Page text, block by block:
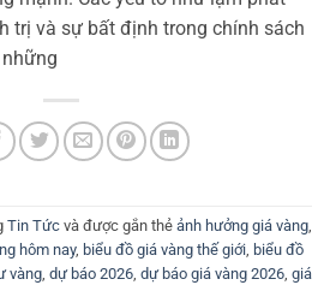
trị và sự bất định trong chính sách
Tin Tức và được gắn thẻ ảnh hưởng giá vàng,
hôm nay, biểu đồ giá vàng thế giới, biểu đồ
vàng, dự báo 2026, dự báo giá vàng 2026, giá